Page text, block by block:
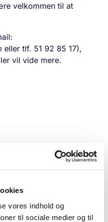
vores indhold og
til sociale medier og til
velkommen til at
eller tlf. 51 92 85 17),
vil vide mere.